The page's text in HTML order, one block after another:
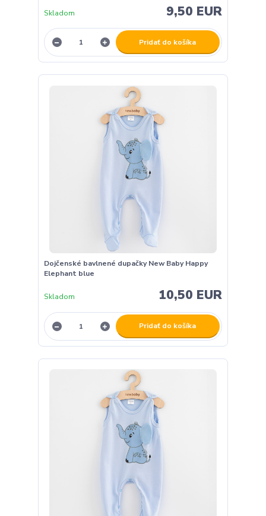
9,50 EUR
Skladom
Pridať do košíka
Dojčenské bavlnené dupačky New Baby Happy
Elephant blue
10,50 EUR
Skladom
Pridať do košíka